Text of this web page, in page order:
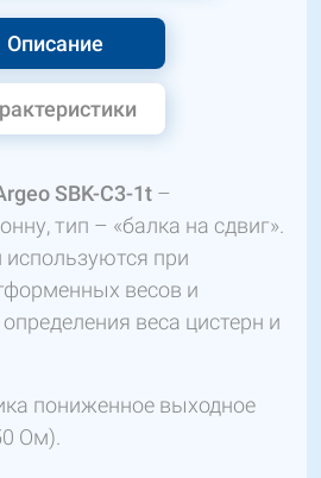
Описание
SBK-C3-1t –
тип – «балка на сдвиг».
при
весов и
веса цистерн и
пониженное выходное
Ом).